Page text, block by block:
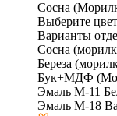
Сосна
Выберите
Варианты
Сосна
Береза
Бук+МДФ
Эмаль М-11
Эмаль М-18